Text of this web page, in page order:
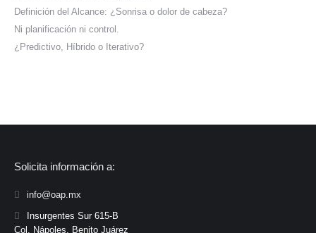
Definición del Alcance: ¿Sonrisa o dolor de cabeza?
Ni planificación ni control.
¿Predictivo, Híbrido o Iterativo?
Solicita información a:
info@oap.mx
Insurgentes Sur 615-B
Col. Nápoles, Benito Juárez